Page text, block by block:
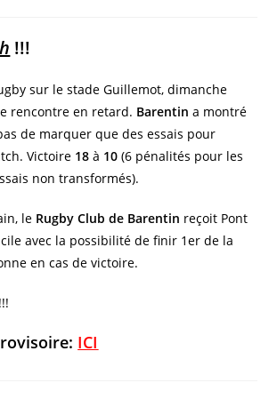
!!!
sur le stade Guillemot, dimanche
rencontre en retard. Barentin a montré
de marquer que des essais pour
Victoire 18 à 10 (6 pénalités pour les
non transformés).
le Rugby Club de Barentin reçoit Pont
avec la possibilité de finir 1er de la
en cas de victoire.
ICI